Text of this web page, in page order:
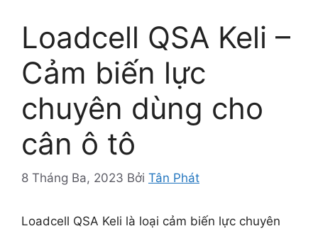
Loadcell QSA Keli –
Cảm biến lực
chuyên dùng cho
cân ô tô
8 Tháng Ba, 2023 Bởi Tân Phát
Loadcell QSA Keli là loại cảm biến lực chuyên